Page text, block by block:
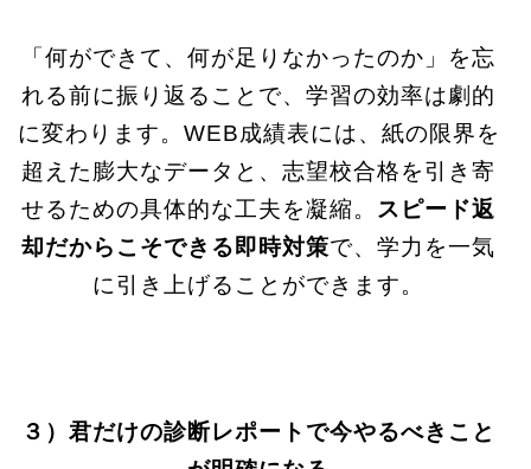
「何ができて、何が足りなかったのか」を忘
れる前に振り返ることで、学習の効率は劇的
に変わります。WEB成績表には、紙の限界を
超えた膨大なデータと、志望校合格を引き寄
せるための具体的な工夫を凝縮。 スピード返
却だからこそできる即時対策で、学力を一気
に引き上げることができます。
３）君だけの診断レポートで今やるべきこと